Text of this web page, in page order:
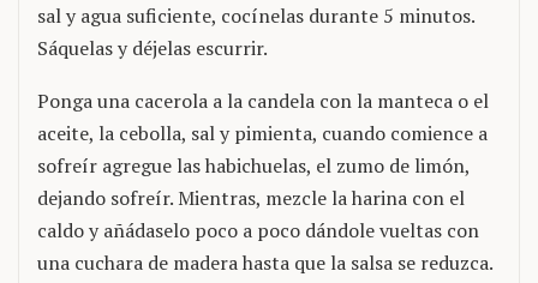
sal y agua suficiente, cocínelas durante 5 minutos.
Sáquelas y déjelas escurrir.
Ponga una cacerola a la candela con la manteca o el
aceite, la cebolla, sal y pimienta, cuando comience a
sofreír agregue las habichuelas, el zumo de limón,
dejando sofreír. Mientras, mezcle la harina con el
caldo y añádaselo poco a poco dándole vueltas con
una cuchara de madera hasta que la salsa se reduzca.